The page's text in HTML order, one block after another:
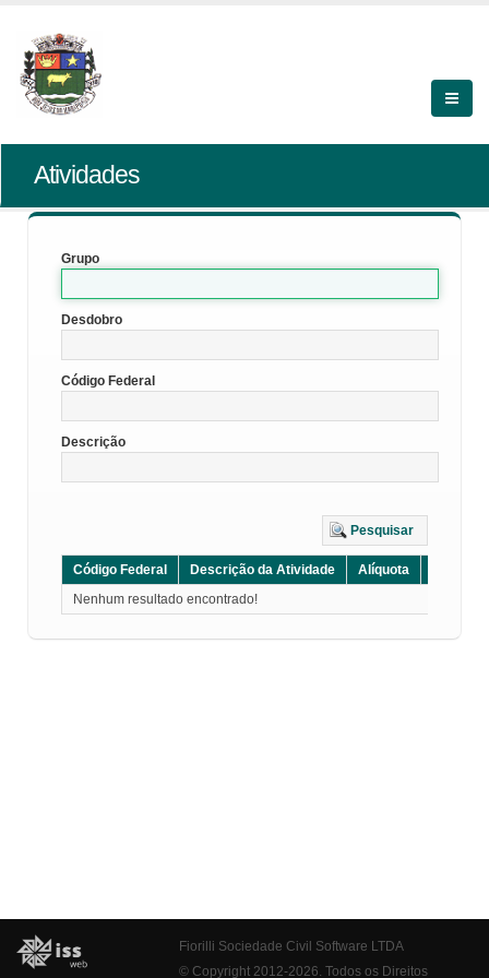
Atividades
Grupo
Desdobro
Código Federal
Descrição
Pesquisar
Código Federal Descrição da Atividade Alíquota
Nenhum resultado encontrado!
Fiorilli Sociedade Civil Software LTDA
© Copyright 2012-2026. Todos os Direitos